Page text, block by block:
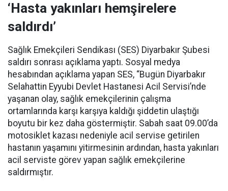
‘Hasta yakınları hemşirelere
saldırdı’
Sağlık Emekçileri Sendikası (SES) Diyarbakır Şubesi
saldırı sonrası açıklama yaptı. Sosyal medya
hesabından açıklama yapan SES, “Bugün Diyarbakır
Selahattin Eyyubi Devlet Hastanesi Acil Servisi’nde
yaşanan olay, sağlık emekçilerinin çalışma
ortamlarında karşı karşıya kaldığı şiddetin ulaştığı
boyutu bir kez daha göstermiştir. Sabah saat 09.00’da
motosiklet kazası nedeniyle acil servise getirilen
hastanın yaşamını yitirmesinin ardından, hasta yakınları
acil serviste görev yapan sağlık emekçilerine
saldırmıştır.